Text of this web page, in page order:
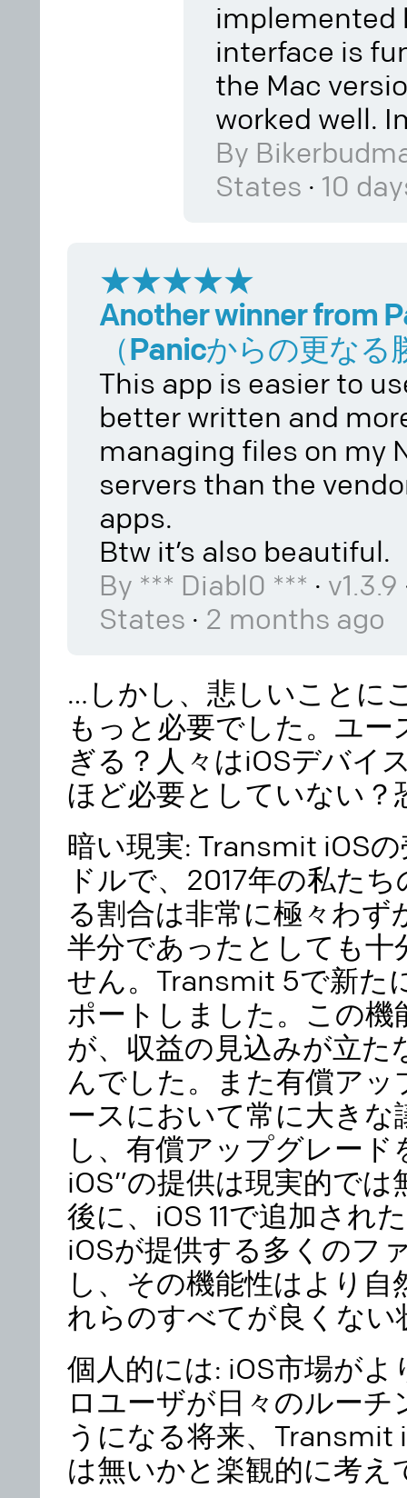
implemented
interface is
the Mac
worked well.
By
States · 10
★★★★★
Another winner from
（Panicからの更なる
This app is easier to
better written and
managing files on my
servers than the
apps.
Btw it’s also beautiful.
By *** Diabl0 *** · v1.3.9
States · 2 months ago
…しかし、悲しいことに
もっと必要でした。 ユー
ぎる？人々はiOSデバイ
ほど必要としていない？
暗い現実: Transmit iOS
ドルで、2017年の私た
る割合は非常に極々わ
半分であったとしても
せん。Transmit 5で新た
ポートしました。この
が、収益の見込みが立
んでした。また有償ア
ースにおいて常に大き
し、有償アップグレー
iOS”の提供は現実的で
後に、iOS 11で追加され
iOSが提供する多くのフ
し、その機能性はより
れらのすべてが良くな
個人的には: iOS市場が
ロユーザが日々のルー
うになる将来、Transmit
は無いかと楽観的に考え